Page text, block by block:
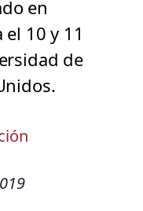
en
10 y 11
de